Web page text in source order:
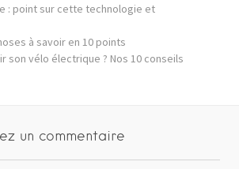
: point sur cette technologie et
à savoir en 10 points
son vélo électrique ? Nos 10 conseils
un commentaire